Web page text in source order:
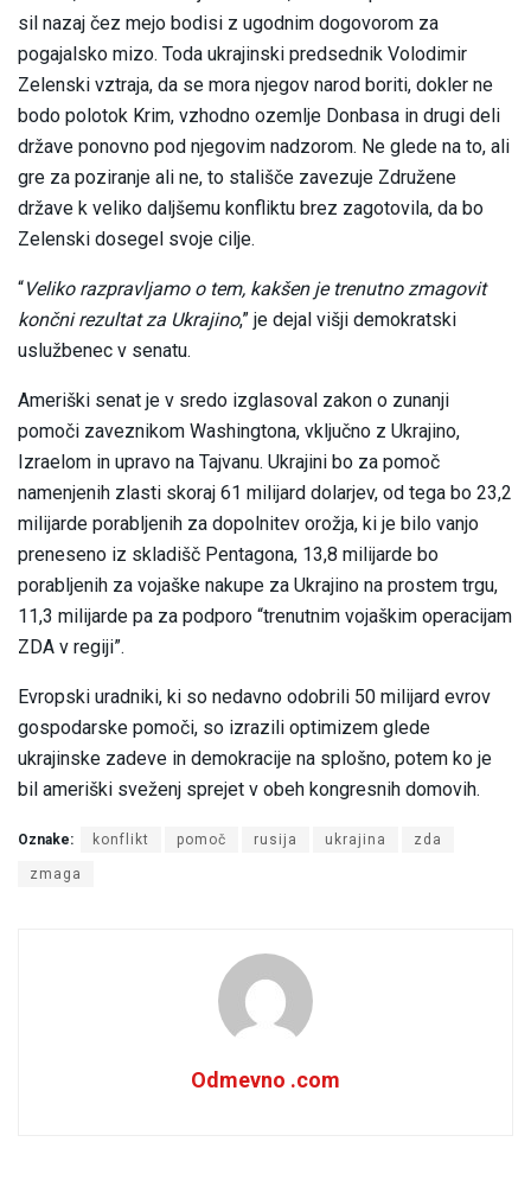
sil nazaj čez mejo bodisi z ugodnim dogovorom za
pogajalsko mizo. Toda ukrajinski predsednik Volodimir
Zelenski vztraja, da se mora njegov narod boriti, dokler ne
bodo polotok Krim, vzhodno ozemlje Donbasa in drugi deli
države ponovno pod njegovim nadzorom. Ne glede na to, ali
gre za poziranje ali ne, to stališče zavezuje Združene
države k veliko daljšemu konfliktu brez zagotovila, da bo
Zelenski dosegel svoje cilje.
“Veliko razpravljamo o tem, kakšen je trenutno zmagovit
končni rezultat za Ukrajino,” je dejal višji demokratski
uslužbenec v senatu.
Ameriški senat je v sredo izglasoval zakon o zunanji
pomoči zaveznikom Washingtona, vključno z Ukrajino,
Izraelom in upravo na Tajvanu. Ukrajini bo za pomoč
namenjenih zlasti skoraj 61 milijard dolarjev, od tega bo 23,2
milijarde porabljenih za dopolnitev orožja, ki je bilo vanjo
preneseno iz skladišč Pentagona, 13,8 milijarde bo
porabljenih za vojaške nakupe za Ukrajino na prostem trgu,
11,3 milijarde pa za podporo “trenutnim vojaškim operacijam
ZDA v regiji”.
Evropski uradniki, ki so nedavno odobrili 50 milijard evrov
gospodarske pomoči, so izrazili optimizem glede
ukrajinske zadeve in demokracije na splošno, potem ko je
bil ameriški sveženj sprejet v obeh kongresnih domovih.
Oznake: konflikt pomoč rusija ukrajina zda
zmaga
Odmevno .com